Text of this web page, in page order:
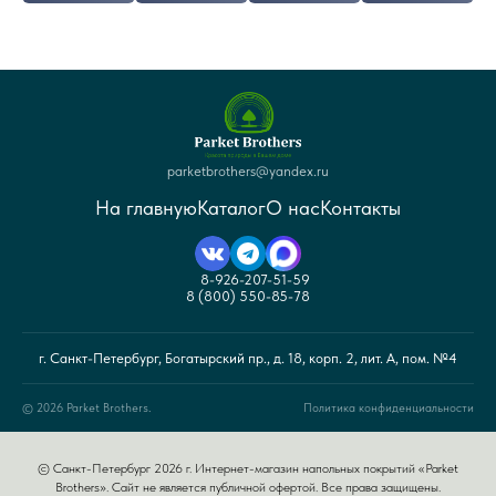
parketbrothers@yandex.ru
На главнуюКаталогО насКонтакты
8-926-207-51-59
8 (800) 550-85-78
г. Санкт-Петербург, Богатырский пр., д. 18, корп. 2, лит. А, пом. №4
© 2026 Parket Brothers. Политика конфиденциальности
© Санкт-Петербург 2026 г. Интернет-магазин напольных покрытий «Parket
Brothers». Сайт не является публичной офертой. Все права защищены.